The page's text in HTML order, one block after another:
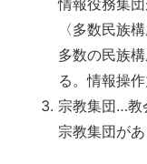
情報役務集団
〈多数民族
多数の民族
る。情報操作
宗教集団…教
宗教集団があ